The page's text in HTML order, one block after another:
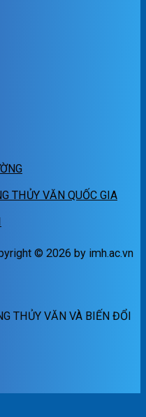
THỦY VĂN QUỐC GIA
© 2026 by imh.ac.vn
THỦY VĂN VÀ BIẾN ĐỔI